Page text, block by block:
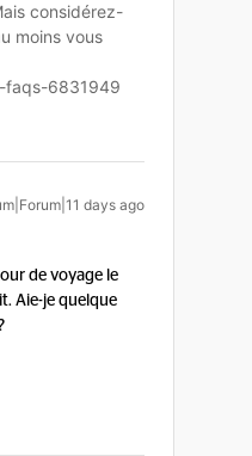
considérez-
moins vous
faqs-6831949
days ago
de voyage le
Aie-je quelque